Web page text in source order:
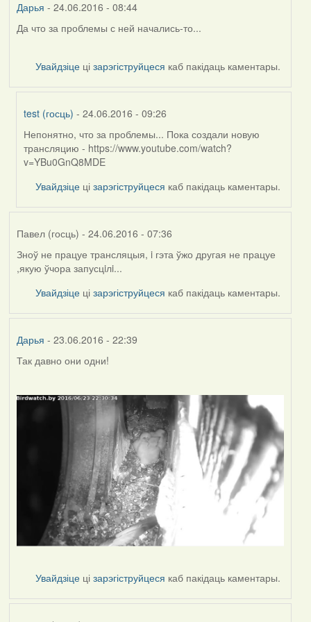
Дарья - 24.06.2016 - 08:44
Да что за проблемы с ней начались-то...
Увайдзіце цізарэгіструйцеся каб пакідаць каментары.
test (госць) - 24.06.2016 - 09:26
In
reply
to
Непонятно, что за проблемы... Пока создали новую
трансляцию - https://www.youtube.com/watch?
v=YBu0GnQ8MDE
Увайдзіце цізарэгіструйцеся каб пакідаць каментары.
Павел (госць) - 24.06.2016 - 07:36
Зноў не працуе трансляцыя, i гэта ўжо другая не працуе
,якую ўчора запусцiлi...
Увайдзіце цізарэгіструйцеся каб пакідаць каментары.
Дарья - 23.06.2016 - 22:39
Так давно они одни!
Увайдзіце цізарэгіструйцеся каб пакідаць каментары.